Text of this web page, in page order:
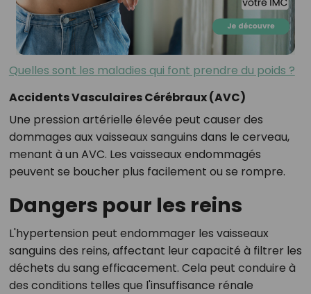
Quelles sont les maladies qui font prendre du poids ?
Accidents Vasculaires Cérébraux (AVC)
Une pression artérielle élevée peut causer des
dommages aux vaisseaux sanguins dans le cerveau,
menant à un AVC. Les vaisseaux endommagés
peuvent se boucher plus facilement ou se rompre.
Dangers pour les reins
L'hypertension peut endommager les vaisseaux
sanguins des reins, affectant leur capacité à filtrer les
déchets du sang efficacement. Cela peut conduire à
des conditions telles que l'insuffisance rénale